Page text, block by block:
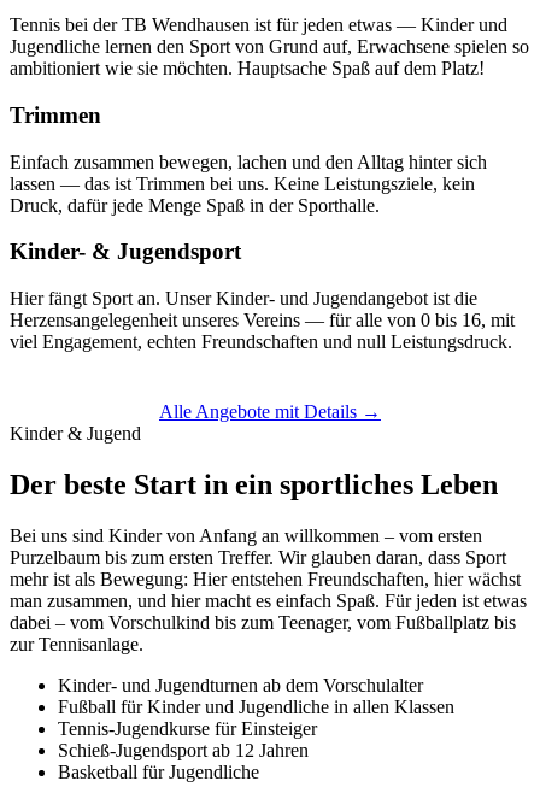
Tennis bei der TB Wendhausen ist für jeden etwas — Kinder und
Jugendliche lernen den Sport von Grund auf, Erwachsene spielen so
ambitioniert wie sie möchten. Hauptsache Spaß auf dem Platz!
Trimmen
Einfach zusammen bewegen, lachen und den Alltag hinter sich
lassen — das ist Trimmen bei uns. Keine Leistungsziele, kein
Druck, dafür jede Menge Spaß in der Sporthalle.
Kinder- & Jugendsport
Hier fängt Sport an. Unser Kinder- und Jugendangebot ist die
Herzensangelegenheit unseres Vereins — für alle von 0 bis 16, mit
viel Engagement, echten Freundschaften und null Leistungsdruck.
Alle Angebote mit Details →
Kinder & Jugend
Der beste Start in ein sportliches Leben
Bei uns sind Kinder von Anfang an willkommen – vom ersten
Purzelbaum bis zum ersten Treffer. Wir glauben daran, dass Sport
mehr ist als Bewegung: Hier entstehen Freundschaften, hier wächst
man zusammen, und hier macht es einfach Spaß. Für jeden ist etwas
dabei – vom Vorschulkind bis zum Teenager, vom Fußballplatz bis
zur Tennisanlage.
Kinder- und Jugendturnen ab dem Vorschulalter
Fußball für Kinder und Jugendliche in allen Klassen
Tennis-Jugendkurse für Einsteiger
Schieß-Jugendsport ab 12 Jahren
Basketball für Jugendliche